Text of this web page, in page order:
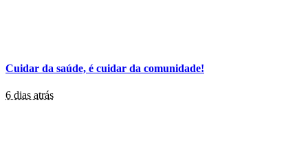
Cuidar da saúde, é cuidar da comunidade!
6 dias atrás